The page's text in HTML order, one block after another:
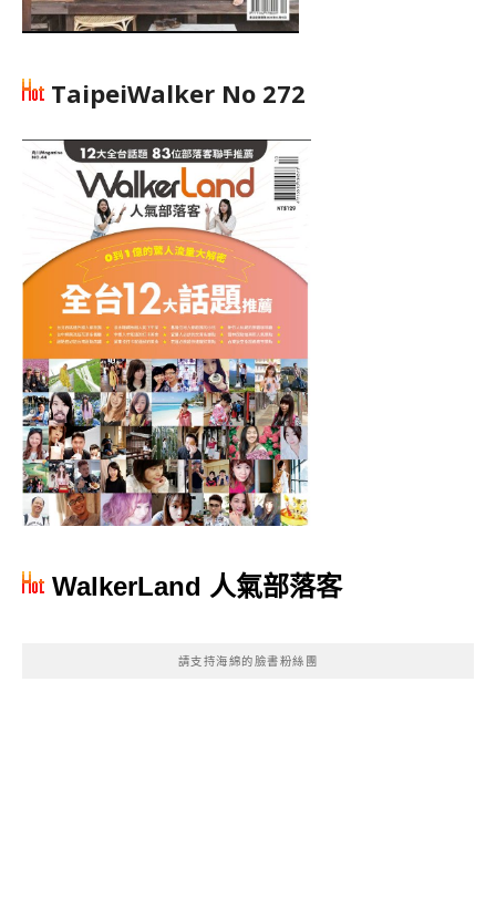
TaipeiWalker No 272
WalkerLand 人氣部落客
請支持海綿的臉書粉絲團